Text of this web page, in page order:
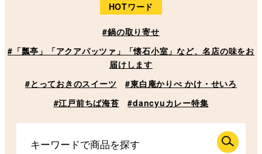
HOTワード
#鍋の取り寄せ
#「瓢亭」「アクアパッツァ」「懐石小室」など、名店の味をお
届けします
#とっておきのスイーツ
#東白庵かりべ かけ・せいろ
#江戸前ちば海苔
#dancyuカレー特集